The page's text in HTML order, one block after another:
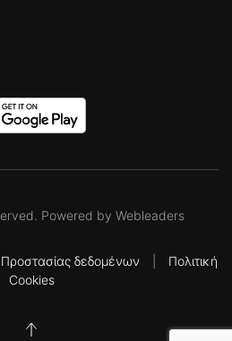
Powered by Webleaders
Προστασίας δεδομένων
Πολιτική
Cookies